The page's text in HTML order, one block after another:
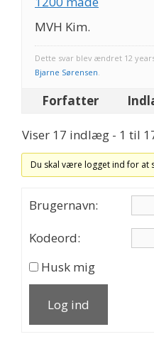
MVH Kim.
Dette svar blev ændret 12
Bjarne Sørensen
Forfatter
Viser 17 indlæg - 1 til
Du skal være logget ind for at
Brugernavn:
Kodeord:
Husk mig
Log ind